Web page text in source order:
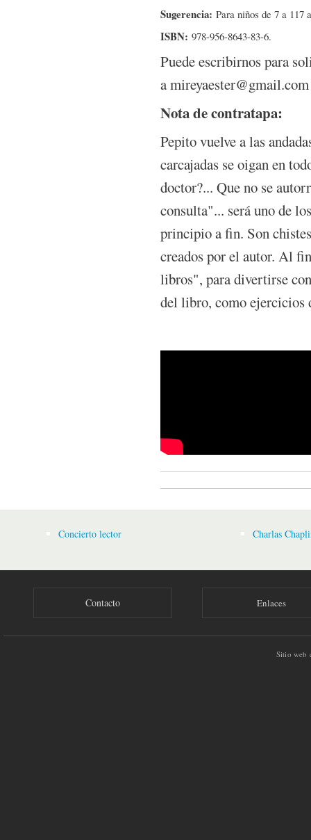
Sugerencia: Para niños de 7 a 117
ISBN: 978-956-8643-83-6.
Puede escribirnos para
a mireyaester@gmail.com
Nota de contratapa:
Pepito vuelve a las
carcajadas se oigan en
doctor?... Que no se
consulta"... será uno de
principio a fin. Son
creados por el autor. Al
libros", para divertirse
del libro, como ejercicios
Concierto lector Charlas
Contacto Enlaces
Sitio web